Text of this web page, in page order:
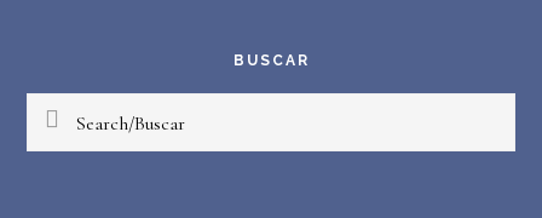
BUSCAR
Search/Buscar